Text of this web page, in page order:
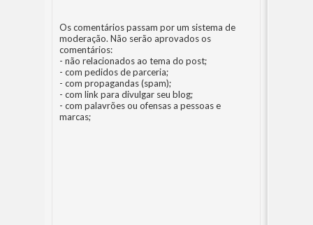
Os comentários passam por um sistema de
moderação. Não serão aprovados os
comentários:
- não relacionados ao tema do post;
- com pedidos de parceria;
- com propagandas (spam);
- com link para divulgar seu blog;
- com palavrões ou ofensas a pessoas e
marcas;